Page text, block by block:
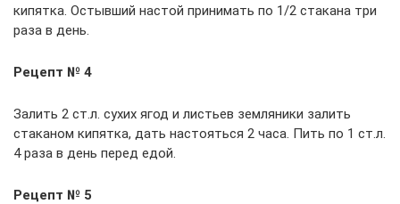
кипятка. Остывший настой принимать по 1/2 стакана три
раза в день.
Рецепт № 4
Залить 2 ст.л. сухих ягод и листьев земляники залить
стаканом кипятка, дать настояться 2 часа. Пить по 1 ст.л.
4 раза в день перед едой.
Рецепт № 5